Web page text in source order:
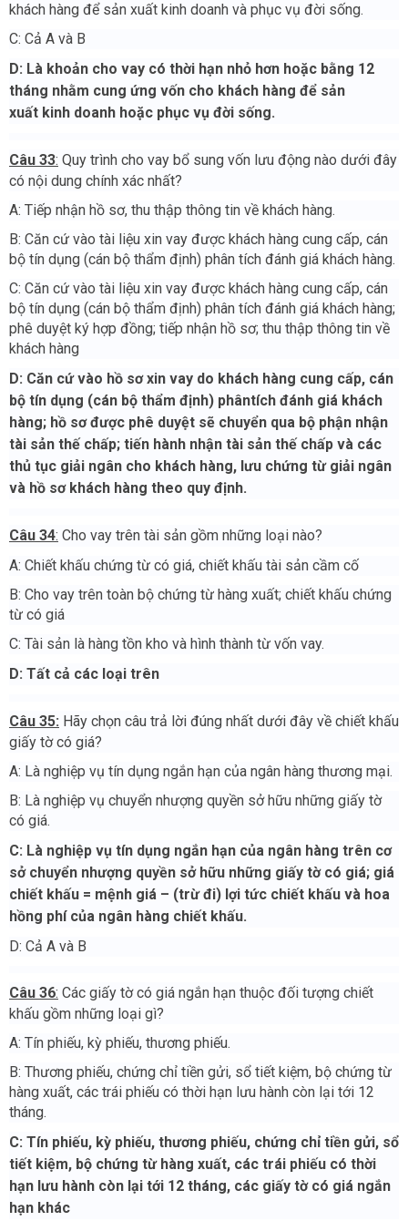
khách hàng để sản xuất kinh doanh và phục vụ đời sống.
C: Cả A và B
D: Là khoản cho vay có thời hạn nhỏ hơn hoặc bằng 12
tháng nhằm cung ứng vốn cho khách hàng để sản
xuất kinh doanh hoặc phục vụ đời sống.
Câu 33: Quy trình cho vay bổ sung vốn lưu động nào dưới đây
có nội dung chính xác nhất?
A: Tiếp nhận hồ sơ, thu thập thông tin về khách hàng.
B: Căn cứ vào tài liệu xin vay được khách hàng cung cấp, cán
bộ tín dụng (cán bộ thẩm định) phân tích đánh giá khách hàng.
C: Căn cứ vào tài liệu xin vay được khách hàng cung cấp, cán
bộ tín dụng (cán bộ thẩm định) phân tích đánh giá khách hàng;
phê duyệt ký hợp đồng; tiếp nhận hồ sơ; thu thập thông tin về
khách hàng
D: Căn cứ vào hồ sơ xin vay do khách hàng cung cấp, cán
bộ tín dụng (cán bộ thẩm định) phântích đánh giá khách
hàng; hồ sơ được phê duyệt sẽ chuyển qua bộ phận nhận
tài sản thế chấp; tiến hành nhận tài sản thế chấp và các
thủ tục giải ngân cho khách hàng, lưu chứng từ giải ngân
và hồ sơ khách hàng theo quy định.
Câu 34: Cho vay trên tài sản gồm những loại nào?
A: Chiết khấu chứng từ có giá, chiết khấu tài sản cầm cố
B: Cho vay trên toàn bộ chứng từ hàng xuất; chiết khấu chứng
từ có giá
C: Tài sản là hàng tồn kho và hình thành từ vốn vay.
D: Tất cả các loại trên
Câu 35: Hãy chọn câu trả lời đúng nhất dưới đây về chiết khấu
giấy tờ có giá?
A: Là nghiệp vụ tín dụng ngắn hạn của ngân hàng thương mại.
B: Là nghiệp vụ chuyển nhượng quyền sở hữu những giấy tờ
có giá.
C: Là nghiệp vụ tín dụng ngắn hạn của ngân hàng trên cơ
sở chuyển nhượng quyền sở hữu những giấy tờ có giá; giá
chiết khấu = mệnh giá – (trừ đi) lợi tức chiết khấu và hoa
hồng phí của ngân hàng chiết khấu.
D: Cả A và B
Câu 36: Các giấy tờ có giá ngắn hạn thuộc đối tượng chiết
khấu gồm những loại gì?
A: Tín phiếu, kỳ phiếu, thương phiếu.
B: Thương phiếu, chứng chỉ tiền gửi, sổ tiết kiệm, bộ chứng từ
hàng xuất, các trái phiếu có thời hạn lưu hành còn lại tới 12
tháng.
C: Tín phiếu, kỳ phiếu, thương phiếu, chứng chỉ tiền gửi, sổ
tiết kiệm, bộ chứng từ hàng xuất, các trái phiếu có thời
hạn lưu hành còn lại tới 12 tháng, các giấy tờ có giá ngắn
hạn khác